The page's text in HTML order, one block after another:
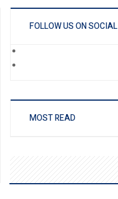
FOLLOW US ON SOCIAL
MOST READ